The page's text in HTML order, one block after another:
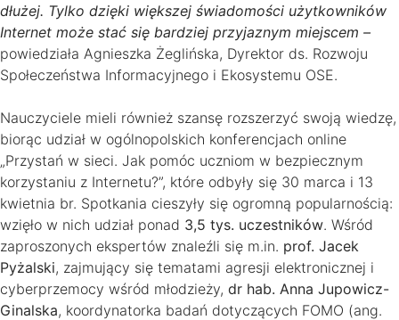
dłużej. Tylko dzięki większej świadomości użytkowników
Internet może stać się bardziej przyjaznym miejscem –
powiedziała Agnieszka Żeglińska, Dyrektor ds. Rozwoju
Społeczeństwa Informacyjnego i Ekosystemu OSE.
Nauczyciele mieli również szansę rozszerzyć swoją wiedzę,
biorąc udział w ogólnopolskich konferencjach online
„Przystań w sieci. Jak pomóc uczniom w bezpiecznym
korzystaniu z Internetu?”, które odbyły się 30 marca i 13
kwietnia br. Spotkania cieszyły się ogromną popularnością:
wzięło w nich udział ponad 3,5 tys. uczestników. Wśród
zaproszonych ekspertów znaleźli się m.in. prof. Jacek
Pyżalski, zajmujący się tematami agresji elektronicznej i
cyberprzemocy wśród młodzieży, dr hab. Anna Jupowicz-
Ginalska, koordynatorka badań dotyczących FOMO (ang.